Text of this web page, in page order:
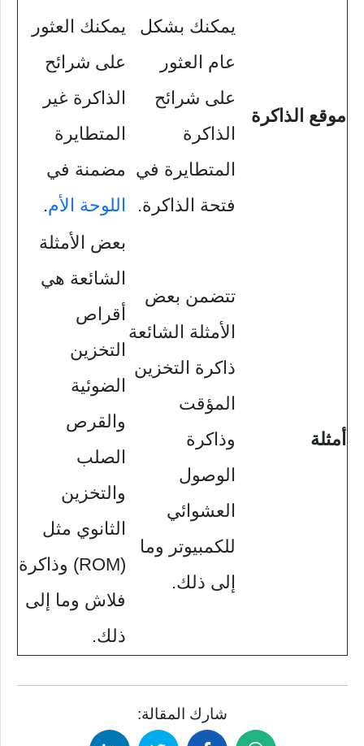
موقع الذاكرة
يمكنك بشكل
عام العثور
على شرائح
الذاكرة
المتطايرة في
فتحة الذاكرة.
يمكنك العثور
على شرائح
الذاكرة غير
المتطايرة
مضمنة في
اللوحة الأم.
أمثلة
تتضمن بعض
الأمثلة الشائعة
ذاكرة التخزين
المؤقت
وذاكرة
الوصول
العشوائي
للكمبيوتر وما
إلى ذلك.
بعض الأمثلة
الشائعة هي
أقراص
التخزين
الضوئية
والقرص
الصلب
والتخزين
الثانوي مثل
(ROM) وذاكرة
فلاش وما إلى
ذلك.
شارك المقالة: